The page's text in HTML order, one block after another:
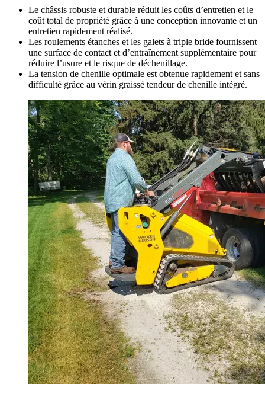
Le châssis robuste et durable réduit les coûts d’entretien et le
coût total de propriété grâce à une conception innovante et un
entretien rapidement réalisé.
Les roulements étanches et les galets à triple bride fournissent
une surface de contact et d’entraînement supplémentaire pour
réduire l’usure et le risque de déchenillage.
La tension de chenille optimale est obtenue rapidement et sans
difficulté grâce au vérin graissé tendeur de chenille intégré.